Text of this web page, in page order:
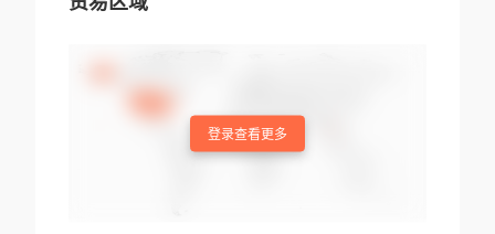
登录查看更多